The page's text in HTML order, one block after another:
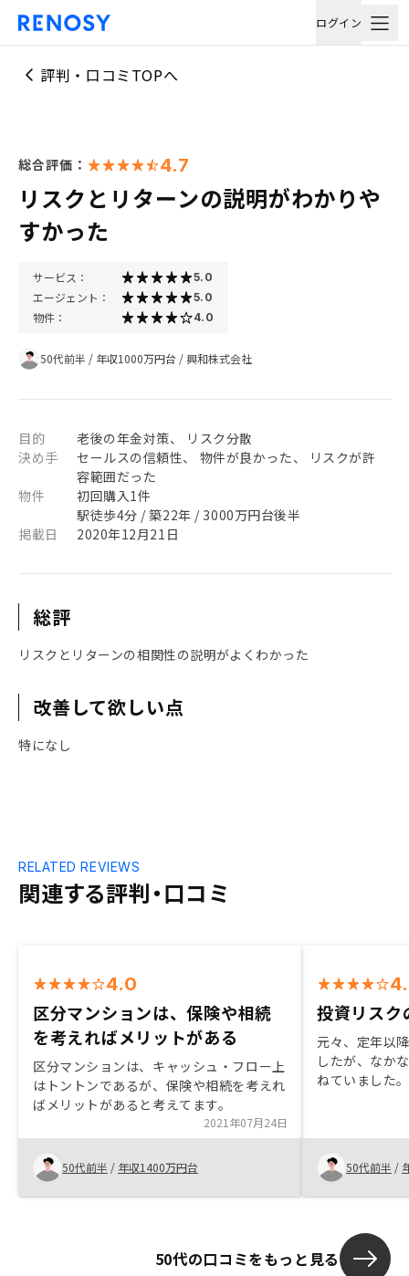
ログイン
評判・口コミTOPへ
総合評価： 4.7
リスクとリターンの説明がわかりや
すかった
サービス： 5.0
エージェント： 5.0
物件： 4.0
50代前半 / 年収1000万円台 /興和株式会社
目的
老後の年金対策、 リスク分散
決め手
セールスの信頼性、 物件が良かった、 リスクが許
容範囲だった
物件
初回購入1件
駅徒歩4分 / 築22年 / 3000万円台後半
掲載日
2020年12月21日
総評
リスクとリターンの相関性の説明がよくわかった
改善して欲しい点
特になし
関連する評判・口コミ
RELATED REVIEWS
4.0
区分マンションは、保険や相続
を考えればメリットがある
区分マンションは、キャッシュ・フロー上
はトントンであるが、保険や相続を考えれ
ばメリットがあると考えてます。
2021年07月24日
50代前半 / 年収1400万円台
投資リスク
元々、定年以
したが、なか
ねていました
りです。 投資
が、説明を聞
いかを知る事
スクが小さい
50代前半 /
50代の口コミをもっと見る